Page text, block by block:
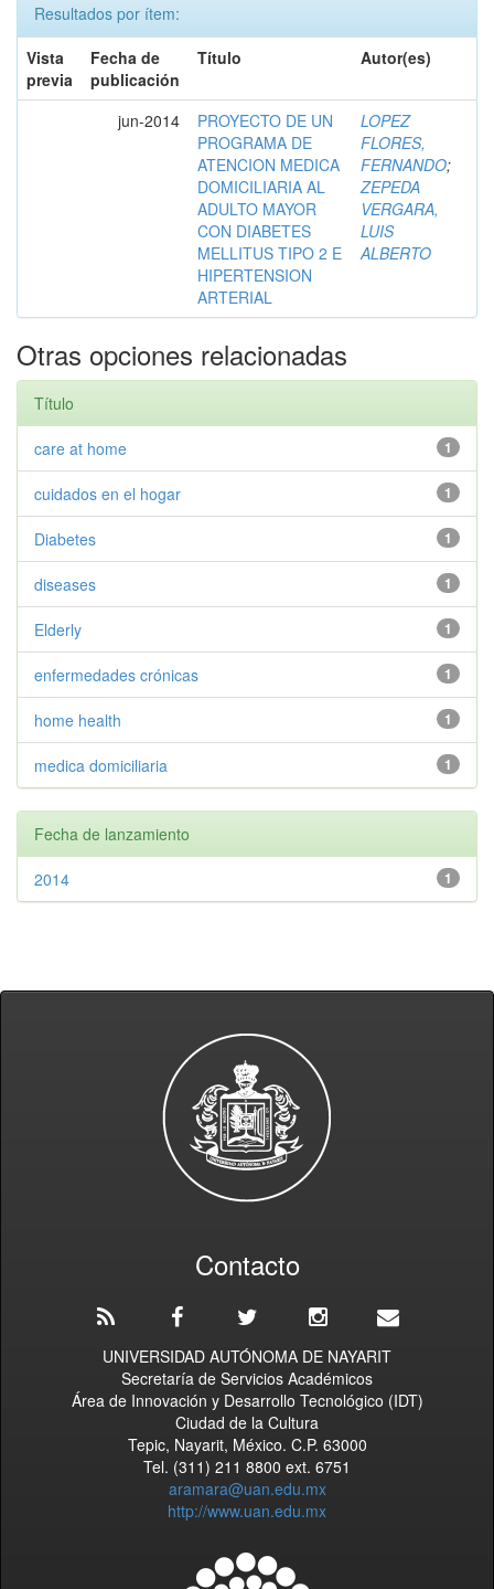
Resultados por ítem:
Vista
previa
Fecha de
publicación
Título Autor(es)
jun-2014
PROYECTO DE UN
PROGRAMA DE
ATENCION MEDICA
DOMICILIARIA AL
ADULTO MAYOR
CON DIABETES
MELLITUS TIPO 2 E
HIPERTENSION
ARTERIAL
LOPEZ
FLORES,
FERNANDO;
ZEPEDA
VERGARA,
LUIS
ALBERTO
Otras opciones relacionadas
Título
1
care at home
1
cuidados en el hogar
1
Diabetes
1
diseases
1
Elderly
1
enfermedades crónicas
1
home health
1
medica domiciliaria
Fecha de lanzamiento
1
2014
Contacto
UNIVERSIDAD AUTÓNOMA DE NAYARIT
Secretaría de Servicios Académicos
Área de Innovación y Desarrollo Tecnológico (IDT)
Ciudad de la Cultura
Tepic, Nayarit, México. C.P. 63000
Tel. (311) 211 8800 ext. 6751
aramara@uan.edu.mx
http://www.uan.edu.mx